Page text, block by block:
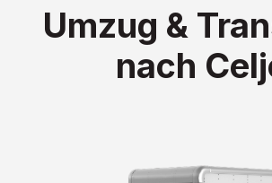
Umzug &
nach